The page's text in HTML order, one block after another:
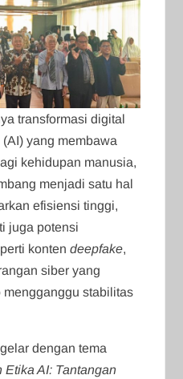
transformasi digital
yang membawa
kehidupan manusia,
menjadi satu hal
efisiensi tinggi,
juga potensi
kontendeepfake,
siber yang
stabilitas
dengan tema
Etika AI: Tantangan